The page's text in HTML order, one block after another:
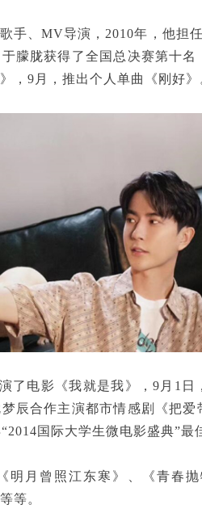
手、MV导演，2010年，他担
于朦胧获得了全国总决赛第十
，9月，推出个人单曲《刚好》
了电影《我就是我》，9月1
辰合作主演都市情感剧《把
国际大学生微电影盛典”最
明月曾照江东寒》、《青春
等。